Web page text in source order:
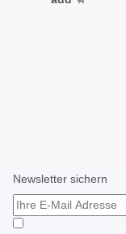
Newsletter sichern